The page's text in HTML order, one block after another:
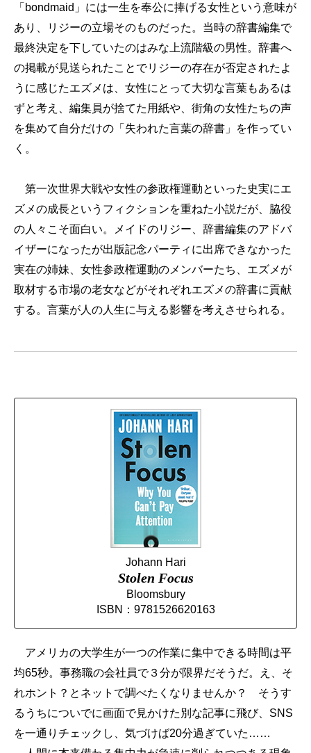
「bondmaid」には一生を奉公に捧げる女性という意味が
あり、リジーの立場そのものだった。当時の辞書編集で
最終決定を下していたのはみな上流階級の男性。辞書へ
の掲載が見送られたことでリジーの存在が否定されたよ
うに感じたエズメは、女性にとって大切な言葉もあるは
ずと考え、編集員が捨てた用紙や、街角の女性たちの声
を集めて自分だけの「失われた言葉の辞書」を作ってい
く。
第一次世界大戦や女性の参政権運動といった史実にエ
ズメの成長というフィクションを重ねた小説だが、脇役
の人々こそ面白い。メイドのリジー、辞書編集のアドバ
イザーになったが出版記念パーティに出席できなかった
実在の姉妹、女性参政権運動のメンバーたち、エズメが
取材する市場の老女などがそれぞれエズメの辞書に貢献
する。言葉が人の人生に与える影響を考えさせられる。
Johann Hari
Stolen Focus
Bloomsbury
ISBN：9781526620163
アメリカの大学生が一つの作業に集中できる時間は平
均65秒。事務職の会社員で３分が限界だそうだ。え、そ
れホント？とネットで調べたくなりませんか？ そうす
るうちについでに画面で見かけた別な記事に飛び、SNS
を一通りチェックし、気づけば20分過ぎていた……